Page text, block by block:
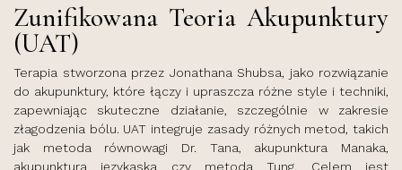
Zunifikowana Teoria Akupunktury
(UAT)
Terapia stworzona przez Jonathana Shubsa, jako rozwiązanie
do akupunktury, które łączy i upraszcza różne style i techniki,
zapewniając skuteczne działanie, szczególnie w zakresie
złagodzenia bólu. UAT integruje zasady różnych metod, takich
jak metoda równowagi Dr. Tana, akupunktura Manaka,
akupunktura językaska czy metoda Tung. Celem jest